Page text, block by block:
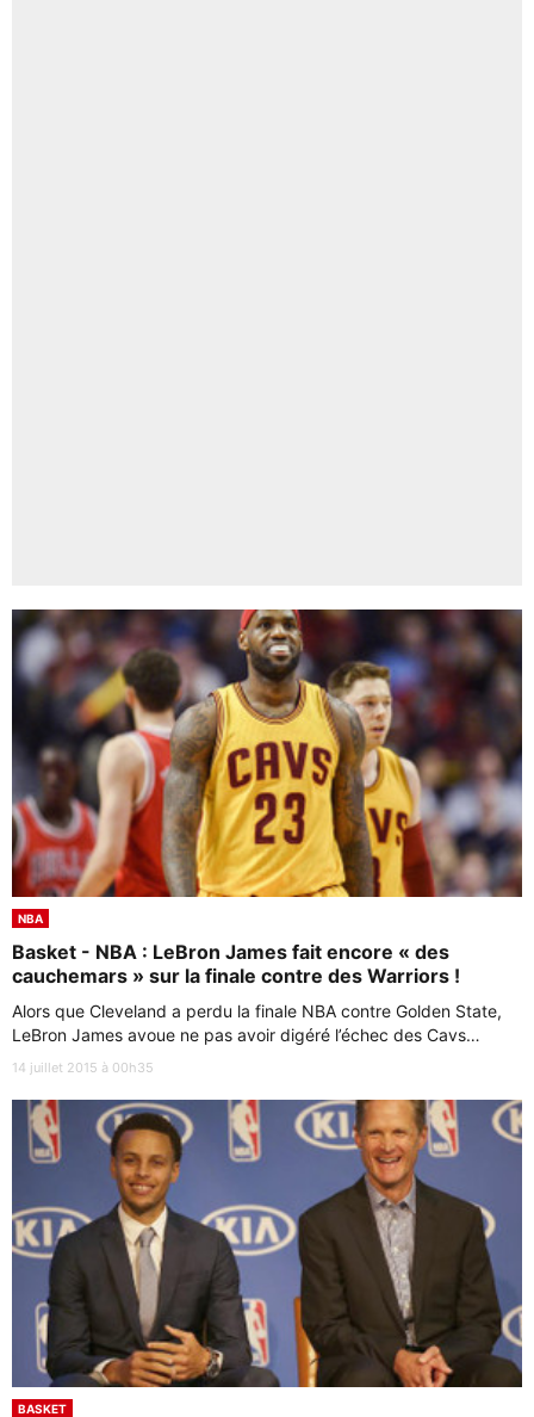
NBA
Basket - NBA : LeBron James fait encore « des
cauchemars » sur la finale contre des Warriors !
Alors que Cleveland a perdu la finale NBA contre Golden State,
LeBron James avoue ne pas avoir digéré l’échec des Cavs…
14 juillet 2015 à 00h35
BASKET